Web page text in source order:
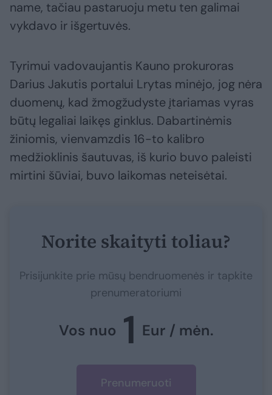
name, tačiau pastaruoju metu ten galimai
vykdavo ir išgertuvės.
Tyrimui vadovaujantis Kauno prokuroras
Darius Jakutis portalui Lrytas minėjo, jog nėra
duomenų, kad žmogžudyste įtariamas vyras
būtų legaliai laikęs ginklus. Dabartinėmis
žiniomis, vienvamzdis 16-to kalibro
medžioklinis šautuvas, iš kurio buvo paleisti
mirtini šūviai, buvo laikomas neteisėtai.
Norite skaityti toliau?
Prisijunkite prie mūsų bendruomenės ir tapkite
prenumeratoriumi
Vos nuo 1 Eur / mėn.
Prenumeruoti